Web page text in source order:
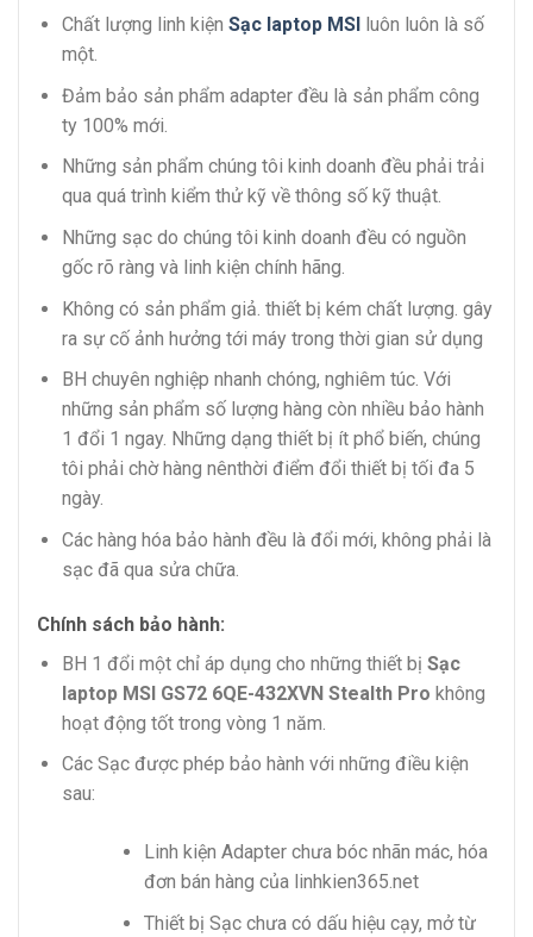
Chất lượng linh kiện Sạc laptop MSI
luôn luôn là số
một.
Đảm bảo sản phẩm adapter đều là sản phẩm công
ty 100% mới.
Những sản phẩm chúng tôi kinh doanh đều phải trải
qua quá trình kiểm thử kỹ về thông số kỹ thuật.
Những sạc do chúng tôi kinh doanh đều có nguồn
gốc rõ ràng và linh kiện chính hãng.
Không có sản phẩm giả. thiết bị kém chất lượng. gây
ra sự cố ảnh hưởng tới máy trong thời gian sử dụng
BH chuyên nghiệp nhanh chóng, nghiêm túc. Với
những sản phẩm số lượng hàng còn nhiều bảo hành
1 đổi 1 ngay. Những dạng thiết bị ít phổ biến, chúng
tôi phải chờ hàng nênthời điểm đổi thiết bị tối đa 5
ngày.
Các hàng hóa bảo hành đều là đổi mới, không phải là
sạc đã qua sửa chữa.
Chính sách bảo hành:
BH 1 đổi một chỉ áp dụng cho những thiết bị Sạc
laptop MSI GS72 6QE-432XVN Stealth Pro không
hoạt động tốt trong vòng 1 năm.
Các Sạc được phép bảo hành với những điều kiện
sau:
Linh kiện Adapter chưa bóc nhãn mác, hóa
đơn bán hàng của linhkien365.net
Thiết bị Sạc chưa có dấu hiệu cạy, mở từ